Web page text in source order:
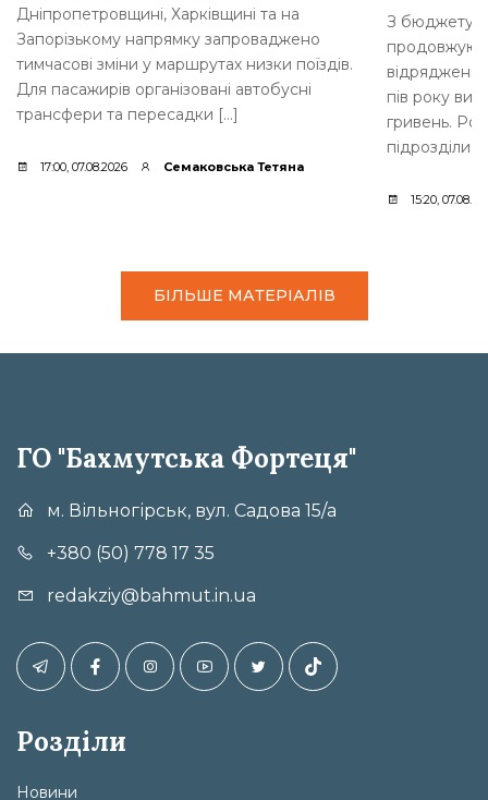
Дніпропетровщині, Харківщині та на
Запорізькому напрямку запроваджено
тимчасові зміни у маршрутах низки поїздів.
Для пасажирів організовані автобусні
трансфери та пересадки […]
17:00, 07.08.2026 Семаковська Тетяна
З бюджету
пів року
гривень.
підрозділи
15:20,
БІЛЬШЕ МАТЕРІАЛІВ
ГО "Бахмутська Фортеця"
м. Вільногірськ, вул. Садова 15/а
+380 (50) 778 17 35
redakziy@bahmut.in.ua
Розділи
Новини